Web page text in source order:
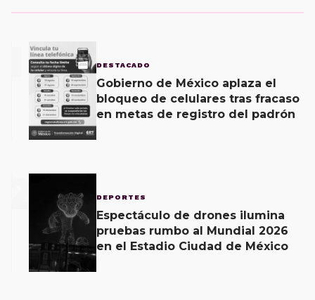
DESTACADO
Gobierno de México aplaza el
bloqueo de celulares tras fracaso
en metas de registro del padrón
DEPORTES
Espectáculo de drones ilumina
pruebas rumbo al Mundial 2026
en el Estadio Ciudad de México